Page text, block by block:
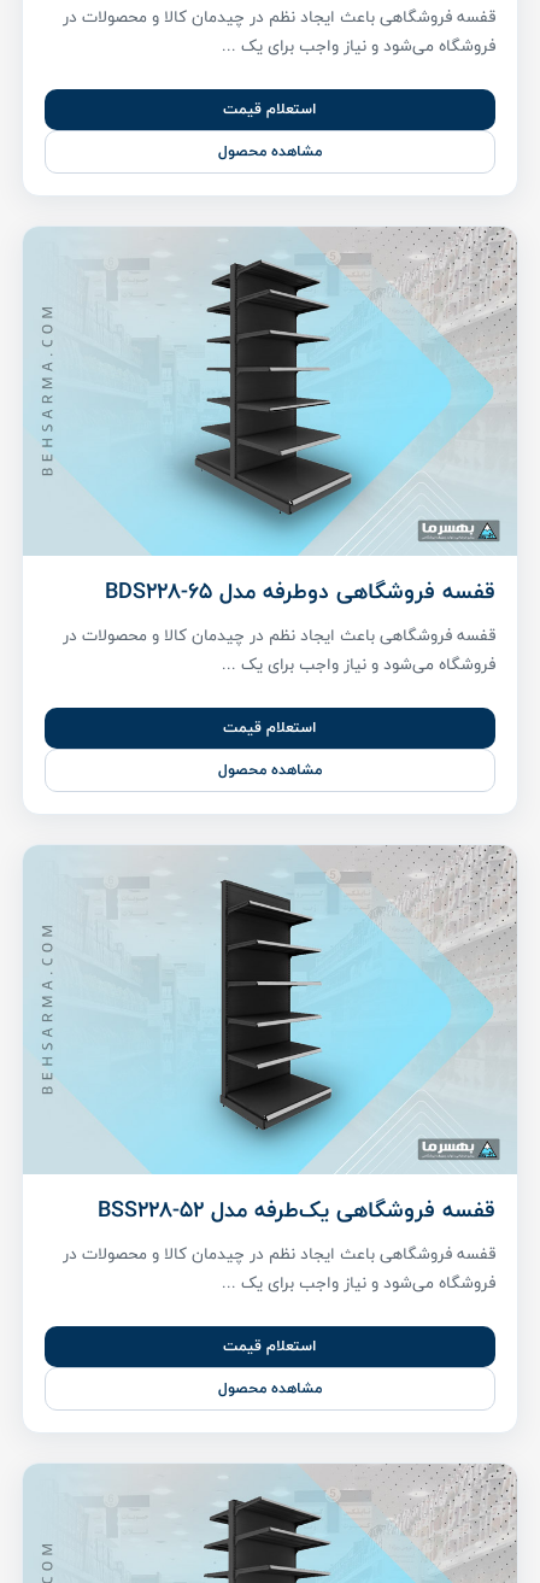
قفسه فروشگاهی باعث ایجاد نظم در چیدمان کالا و محصولات در
فروشگاه می‌شود و نیاز واجب برای یک ...
استعلام قیمت
مشاهده محصول
قفسه فروشگاهی دوطرفه مدل BDS228-65
قفسه فروشگاهی باعث ایجاد نظم در چیدمان کالا و محصولات در
فروشگاه می‌شود و نیاز واجب برای یک ...
استعلام قیمت
مشاهده محصول
قفسه فروشگاهی یک‌طرفه مدل BSS228-52
قفسه فروشگاهی باعث ایجاد نظم در چیدمان کالا و محصولات در
فروشگاه می‌شود و نیاز واجب برای یک ...
استعلام قیمت
مشاهده محصول